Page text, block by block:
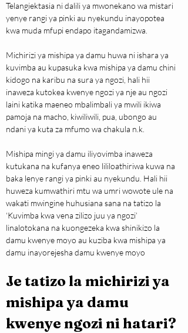
Telangiektasia ni dalili ya mwonekano wa mistari
yenye rangi ya pinki au nyekundu inayopotea
kwa muda mfupi endapo itagandamizwa.
Michirizi ya mishipa ya damu huwa ni ishara ya
kuvimba au kupasuka kwa mishipa ya damu chini
kidogo na karibu na sura ya ngozi, hali hii
inaweza kutokea kwenye ngozi ya nje au ngozi
laini katika maeneo mbalimbali ya mwili ikiwa
pamoja na macho, kiwiliwili, pua, ubongo au
ndani ya kuta za mfumo wa chakula n.k.
Mishipa mingi ya damu iliyovimba inaweza
kutukana na kufanya eneo lililoathiriwa kuwa na
baka lenye rangi ya pinki au nyekundu. Hali hii
huweza kumwathiri mtu wa umri wowote ule na
wakati mwingine huhusiana sana na tatizo la
‘Kuvimba kwa vena zilizo juu ya ngozi’
linalotokana na kuongezeka kwa shinikizo la
damu kwenye moyo au kuziba kwa mishipa ya
damu inayorejesha damu kwenye moyo
Je tatizo la michirizi ya
mishipa ya damu
kwenye ngozi ni hatari?